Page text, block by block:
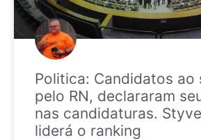
Politica: Candidatos ao
pelo RN, declararam
nas candidaturas.
liderá o ranking